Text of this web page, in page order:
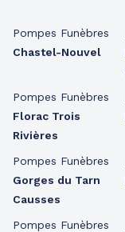
Pompes Funèbres
Chastel-Nouvel
Pompes Funèbres
Florac Trois
Rivières
Pompes Funèbres
Gorges du Tarn
Causses
Pompes Funèbres